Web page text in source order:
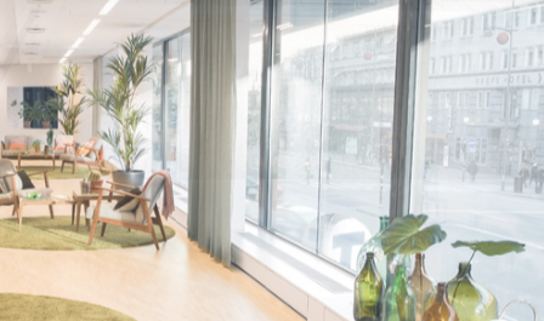
Erbjudande från Åhus Seaside
SPA & Konferens
Åhus Seaside Take
Over erbjudande
Ta över ett helt hotell. På
stranden i Åhus. För grupper
erbjuder vi en full abonnering
av Åhus Seaside SPA &
Konferens. Under er vistelse är
hela hotellet ert ...
Erbjudande från
Hela
teamet –
skogen ingår
Samla teamet för två
konferensdagar med
övernattning i privat
skogsmiljö, endast
minuter från Göteborg.
bokar vårt